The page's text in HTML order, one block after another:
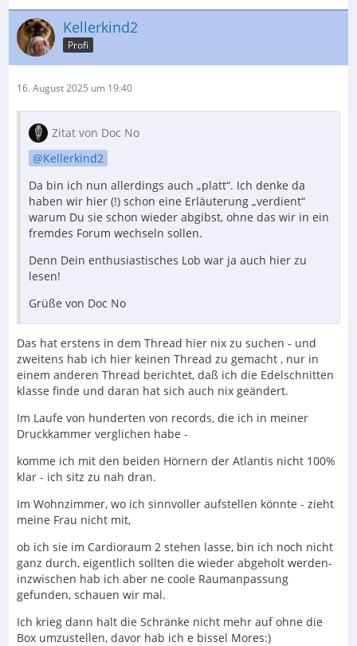
Kellerkind2
Profi
16. August 2025 um 19:40
Zitat von Doc No
Kellerkind2
Da bin ich nun allerdings auch „platt“. Ich denke da
haben wir hier (!) schon eine Erläuterung „verdient“
warum Du sie schon wieder abgibst, ohne das wir in ein
fremdes Forum wechseln sollen.
Denn Dein enthusiastisches Lob war ja auch hier zu
lesen!
Grüße von Doc No
Das hat erstens in dem Thread hier nix zu suchen - und
zweitens hab ich hier keinen Thread zu gemacht , nur in
einem anderen Thread berichtet, daß ich die Edelschnitten
klasse finde und daran hat sich auch nix geändert.
Im Laufe von hunderten von records, die ich in meiner
Druckkammer verglichen habe -
komme ich mit den beiden Hörnern der Atlantis nicht 100%
klar - ich sitz zu nah dran.
Im Wohnzimmer, wo ich sinnvoller aufstellen könnte - zieht
meine Frau nicht mit,
ob ich sie im Cardioraum 2 stehen lasse, bin ich noch nicht
ganz durch, eigentlich sollten die wieder abgeholt werden-
inzwischen hab ich aber ne coole Raumanpassung
gefunden, schauen wir mal.
Ich krieg dann halt die Schränke nicht mehr auf ohne die
Box umzustellen, davor hab ich e bissel Mores:)